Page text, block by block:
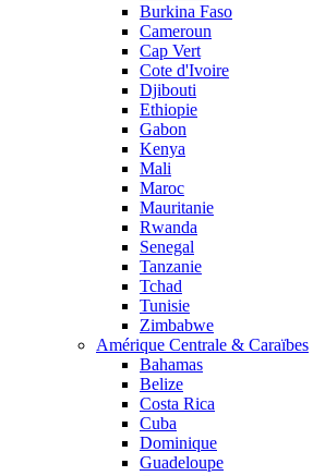
Burkina Faso
Cameroun
Cap Vert
Cote d'Ivoire
Djibouti
Ethiopie
Gabon
Kenya
Mali
Maroc
Mauritanie
Rwanda
Senegal
Tanzanie
Tchad
Tunisie
Zimbabwe
Amérique Centrale & Caraïbes
Bahamas
Belize
Costa Rica
Cuba
Dominique
Guadeloupe